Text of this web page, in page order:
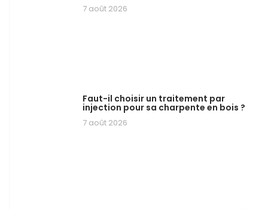
7 août 2026
Faut-il choisir un traitement par
injection pour sa charpente en bois ?
7 août 2026